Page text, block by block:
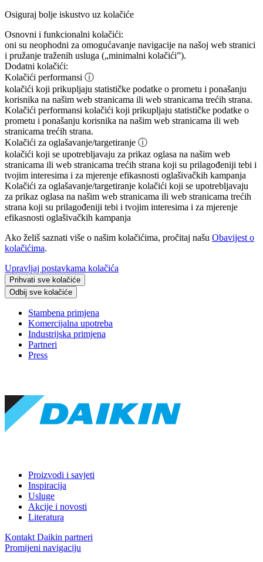
Osiguraj bolje iskustvo uz kolačiće
Osnovni i funkcionalni kolačići:
oni su neophodni za omogućavanje navigacije na našoj web stranici
i pružanje traženih usluga („minimalni kolačići”).
Dodatni kolačići:
Kolačići performansi ⓘ
kolačići koji prikupljaju statističke podatke o prometu i ponašanju
korisnika na našim web stranicama ili web stranicama trećih strana.
Kolačići performansi kolačići koji prikupljaju statističke podatke o
prometu i ponašanju korisnika na našim web stranicama ili web
stranicama trećih strana.
Kolačići za oglašavanje/targetiranje ⓘ
kolačići koji se upotrebljavaju za prikaz oglasa na našim web
stranicama ili web stranicama trećih strana koji su prilagođeniji tebi i
tvojim interesima i za mjerenje efikasnosti oglašivačkih kampanja
Kolačići za oglašavanje/targetiranje kolačići koji se upotrebljavaju
za prikaz oglasa na našim web stranicama ili web stranicama trećih
strana koji su prilagođeniji tebi i tvojim interesima i za mjerenje
efikasnosti oglašivačkih kampanja
Ako želiš saznati više o našim kolačićima, pročitaj našu Obavijest o
kolačićima.
Upravljaj postavkama kolačića
Prihvati sve kolačiće
Odbij sve kolačiće
Stambena primjena
Komercijalna upotreba
Industrijska primjena
Partneri
Press
Proizvodi i savjeti
Inspiracija
Usluge
Akcije i novosti
Literatura
Kontakt Daikin partneri
Promijeni navigaciju